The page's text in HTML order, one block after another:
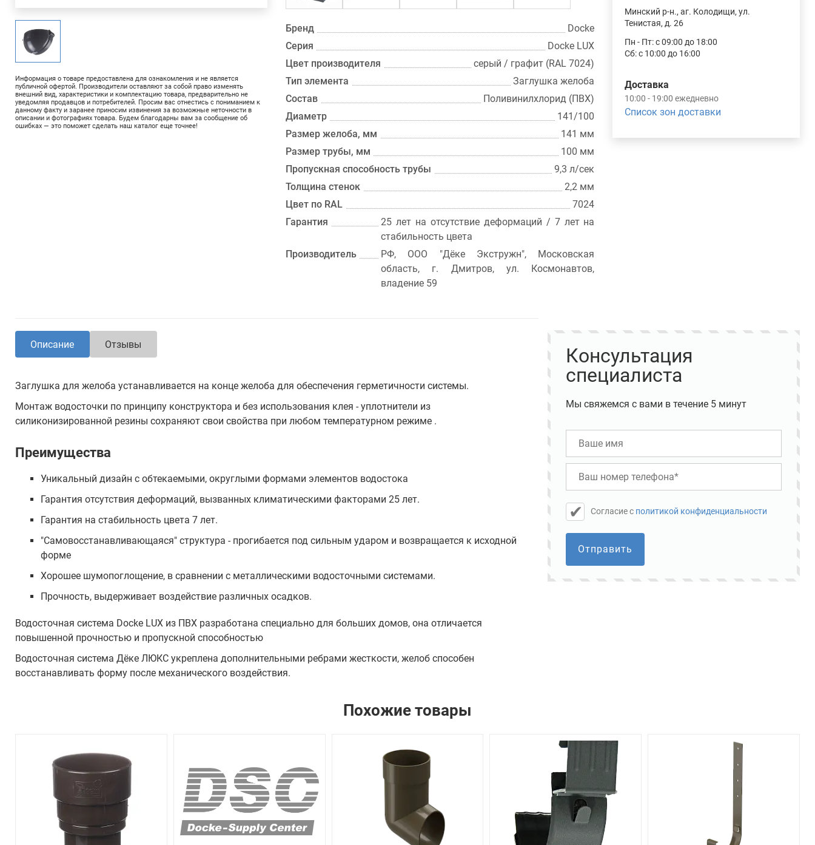
Информация о товаре предоставлена для ознакомления и не является
публичной офертой. Производители оставляют за собой право изменять
внешний вид, характеристики и комплектацию товара, предварительно не
уведомляя продавцов и потребителей. Просим вас отнестись с пониманием к
данному факту и заранее приносим извинения за возможные неточности в
описании и фотографиях товара. Будем благодарны вам за сообщение об
ошибках — это поможет сделать наш каталог еще точнее!
Бренд
Docke
Серия
Docke LUX
Цвет производителя
серый / графит (RAL 7024)
Тип элемента
Заглушка желоба
Состав
Поливинилхлорид (ПВХ)
Диаметр
141/100
Размер желоба, мм
141 мм
Размер трубы, мм
100 мм
Пропускная способность трубы
9,3 л/сек
Толщина стенок
2,2 мм
Цвет по RAL
7024
Гарантия
25 лет на отсутствие деформаций / 7 лет на
стабильность цвета
Производитель
РФ, ООО "Дёке Экстружн", Московская
область, г. Дмитров, ул. Космонавтов,
владение 59
Минский р-н., аг. Колодищи, ул.
Тенистая, д. 26
Пн - Пт: с 09:00 до 18:00
Сб: с 10:00 до 16:00
Доставка
10:00 - 19:00 ежедневно
Список зон доставки
Описание Отзывы
Заглушка для желоба устанавливается на конце желоба для обеспечения герметичности системы.
Монтаж водосточки по принципу конструктора и без использования клея - уплотнители из
силиконизированной резины сохраняют свои свойства при любом температурном режиме .
Преимущества
Уникальный дизайн с обтекаемыми, округлыми формами элементов водостока
Гарантия отсутствия деформаций, вызванных климатическими факторами 25 лет.
Гарантия на стабильность цвета 7 лет.
"Самовосстанавливающаяся" структура - прогибается под сильным ударом и возвращается к исходной
форме
Хорошее шумопоглощение, в сравнении с металлическими водосточными системами.
Прочность, выдерживает воздействие различных осадков.
Водосточная система Docke LUX из ПВХ разработана специально для больших домов, она отличается
повышенной прочностью и пропускной способностью
Водосточная система Дёке ЛЮКС укреплена дополнительными ребрами жесткости, желоб способен
восстанавливать форму после механического воздействия.
Консультация
специалиста
Мы свяжемся с вами в течение 5 минут
Cогласие с политикой конфиденциальности
Отправить
Похожие товары